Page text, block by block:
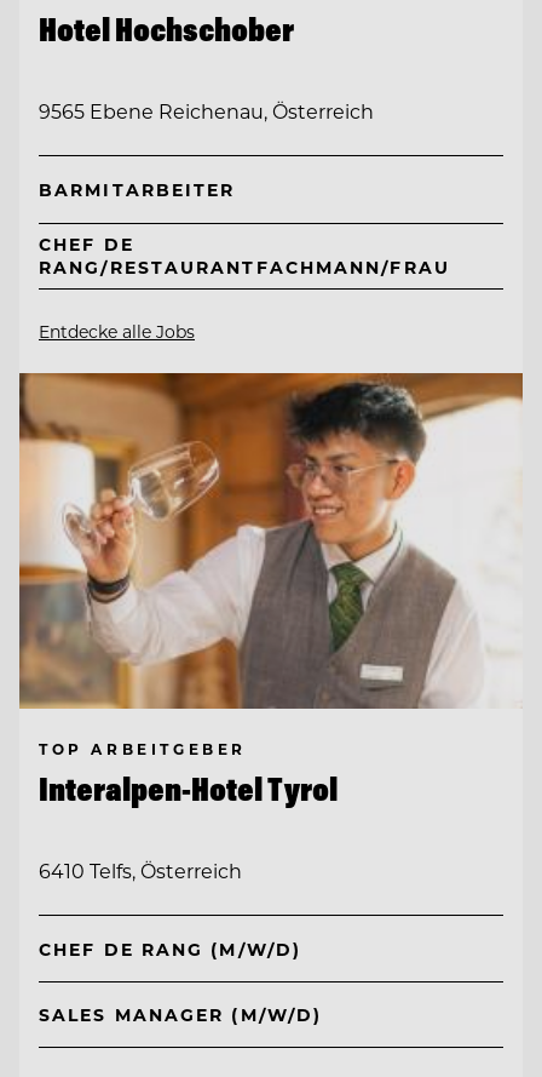
Hotel Hochschober
9565 Ebene Reichenau, Österreich
BARMITARBEITER
CHEF DE
RANG/RESTAURANTFACHMANN/FRAU
Entdecke alle Jobs
TOP ARBEITGEBER
Interalpen-Hotel Tyrol
6410 Telfs, Österreich
CHEF DE RANG (M/W/D)
SALES MANAGER (M/W/D)